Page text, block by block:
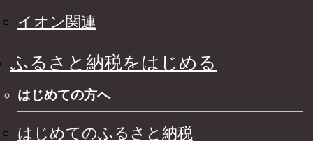
イオン関連
ふるさと納税をはじめる
はじめての方へ
はじめてのふるさと納税